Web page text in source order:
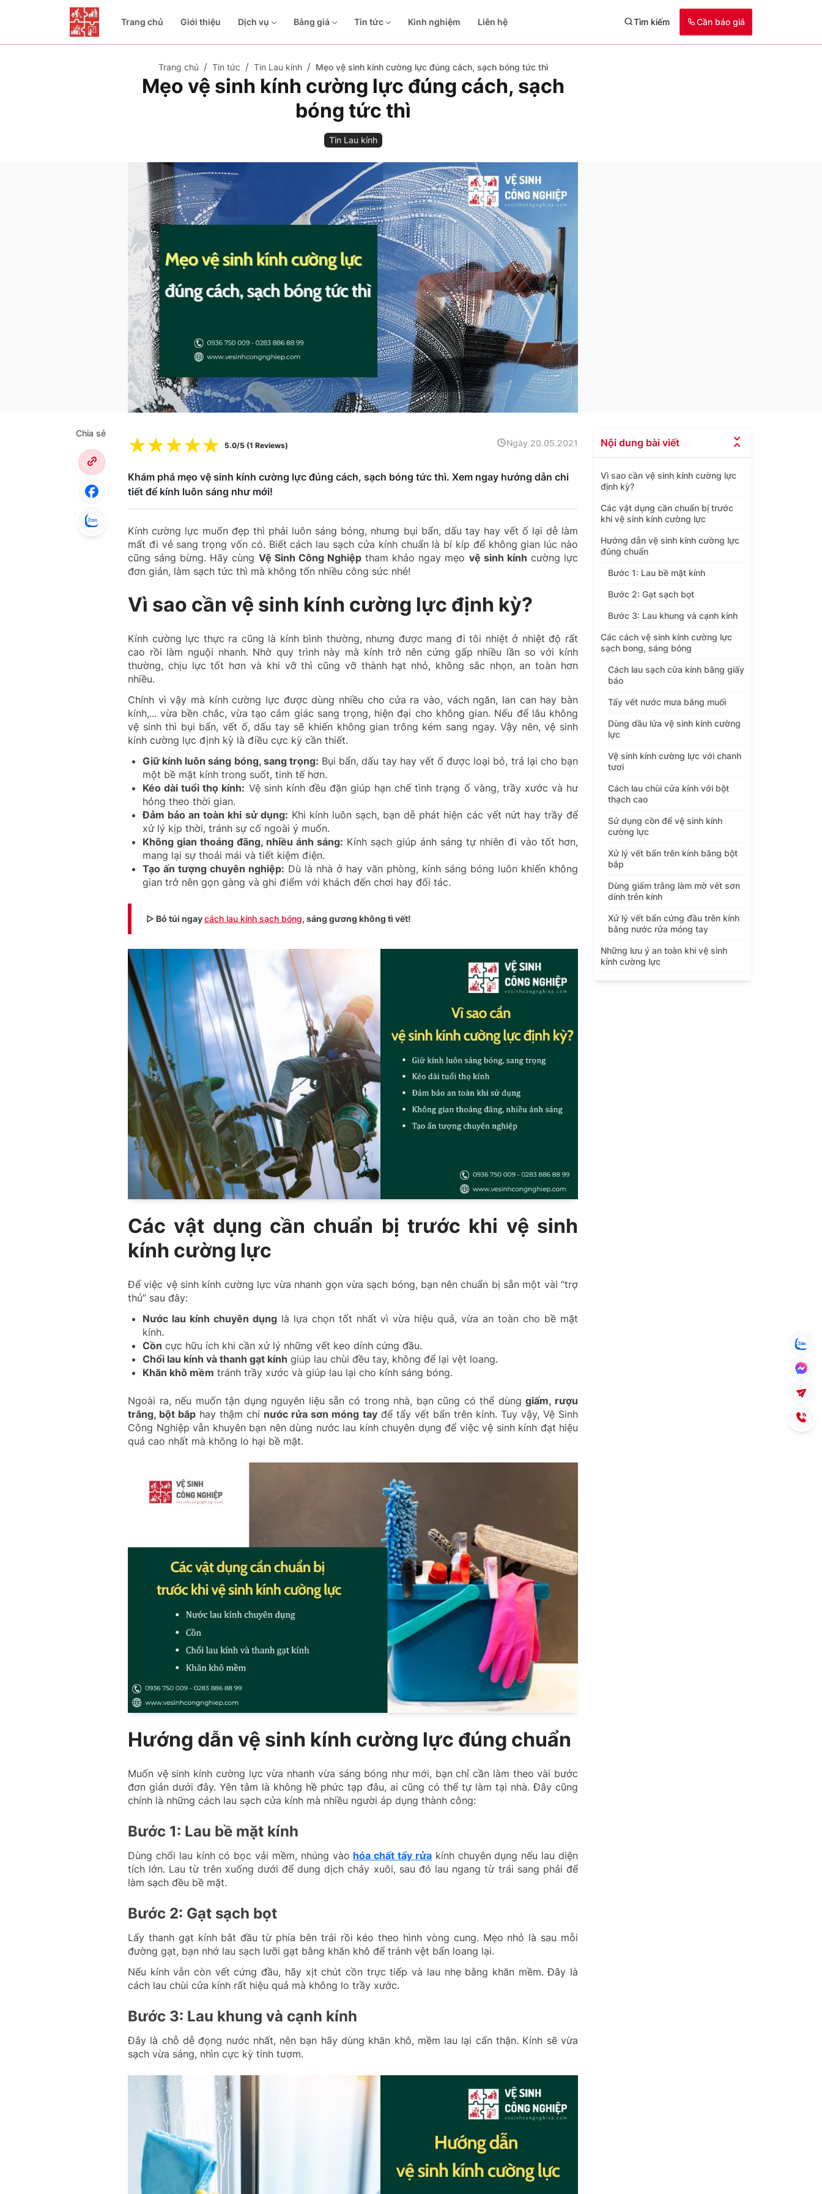
Trang chủ Giới thiệu Dịch vụ Bảng giá Tin tức Kinh nghiệm Liên hệ Tìm kiếm Cần báo giá
Trang chủ Tin tức Tin Lau kính Mẹo vệ sinh kính cường lực đúng cách, sạch bóng tức thì
Mẹo vệ sinh kính cường lực đúng cách, sạch
bóng tức thì
Tin Lau kính
Chia sẻ
☆
☆
☆
☆
☆ 5.0/5 (1 Reviews) Ngày 20.05.2021
Khám phá mẹo vệ sinh kính cường lực đúng cách, sạch bóng tức thì. Xem ngay hướng dẫn chi
tiết để kính luôn sáng như mới!
Kính cường lực muốn đẹp thì phải luôn sáng bóng, nhưng bụi bẩn, dấu tay hay vết ố lại dễ làm
mất đi vẻ sang trọng vốn có. Biết cách lau sạch cửa kính chuẩn là bí kíp để không gian lúc nào
cũng sáng bừng. Hãy cùng Vệ Sinh Công Nghiệptham khảo ngay mẹo vệ sinh kính cường lực
đơn giản, làm sạch tức thì mà không tốn nhiều công sức nhé!
Vì sao cần vệ sinh kính cường lực định kỳ?
Kính cường lực thực ra cũng là kính bình thường, nhưng được mang đi tôi nhiệt ở nhiệt độ rất
cao rồi làm nguội nhanh. Nhờ quy trình này mà kính trở nên cứng gấp nhiều lần so với kính
thường, chịu lực tốt hơn và khi vỡ thì cũng vỡ thành hạt nhỏ, không sắc nhọn, an toàn hơn
nhiều.
Chính vì vậy mà kính cường lực được dùng nhiều cho cửa ra vào, vách ngăn, lan can hay bàn
kính,... vừa bền chắc, vừa tạo cảm giác sang trọng, hiện đại cho không gian. Nếu để lâu không
vệ sinh thì bụi bẩn, vết ố, dấu tay sẽ khiến không gian trông kém sang ngay. Vậy nên, vệ sinh
kính cường lực định kỳ là điều cực kỳ cần thiết.
Giữ kính luôn sáng bóng, sang trọng: Bụi bẩn, dấu tay hay vết ố được loại bỏ, trả lại cho bạn
một bề mặt kính trong suốt, tinh tế hơn.
Kéo dài tuổi thọ kính: Vệ sinh kính đều đặn giúp hạn chế tình trạng ố vàng, trầy xước và hư
hỏng theo thời gian.
Đảm bảo an toàn khi sử dụng: Khi kính luôn sạch, bạn dễ phát hiện các vết nứt hay trầy để
xử lý kịp thời, tránh sự cố ngoài ý muốn.
Không gian thoáng đãng, nhiều ánh sáng: Kính sạch giúp ánh sáng tự nhiên đi vào tốt hơn,
mang lại sự thoải mái và tiết kiệm điện.
Tạo ấn tượng chuyên nghiệp: Dù là nhà ở hay văn phòng, kính sáng bóng luôn khiến không
gian trở nên gọn gàng và ghi điểm với khách đến chơi hay đối tác.
▷ Bỏ túi ngaycách lau kính sạch bóng, sáng gương không tì vết!
Các vật dụng cần chuẩn bị trước khi vệ sinh
kính cường lực
Để việc vệ sinh kính cường lực vừa nhanh gọn vừa sạch bóng, bạn nên chuẩn bị sẵn một vài “trợ
thủ” sau đây:
Nước lau kính chuyên dụnglà lựa chọn tốt nhất vì vừa hiệu quả, vừa an toàn cho bề mặt
kính.
Cồn cực hữu ích khi cần xử lý những vết keo dính cứng đầu.
Chổi lau kính và thanh gạt kính giúp lau chùi đều tay, không để lại vệt loang.
Khăn khô mềm tránh trầy xước và giúp lau lại cho kính sáng bóng.
Ngoài ra, nếu muốn tận dụng nguyên liệu sẵn có trong nhà, bạn cũng có thể dùnggiấm, rượu
trắng, bột bắp hay thậm chí nước rửa sơn móng tayđể tẩy vết bẩn trên kính. Tuy vậy, Vệ Sinh
Công Nghiệp vẫn khuyên bạn nên dùng nước lau kính chuyên dụng để việc vệ sinh kính đạt hiệu
quả cao nhất mà không lo hại bề mặt.
Hướng dẫn vệ sinh kính cường lực đúng chuẩn
Muốn vệ sinh kính cường lực vừa nhanh vừa sáng bóng như mới, bạn chỉ cần làm theo vài bước
đơn giản dưới đây. Yên tâm là không hề phức tạp đâu, ai cũng có thể tự làm tại nhà. Đây cũng
chính là những cách lau sạch cửa kính mà nhiều người áp dụng thành công:
Bước 1: Lau bề mặt kính
Dùng chổi lau kính có bọc vải mềm, nhúng vào hóa chất tẩy rửakính chuyên dụng nếu lau diện
tích lớn. Lau từ trên xuống dưới để dung dịch chảy xuôi, sau đó lau ngang từ trái sang phải để
làm sạch đều bề mặt.
Bước 2: Gạt sạch bọt
Lấy thanh gạt kính bắt đầu từ phía bên trái rồi kéo theo hình vòng cung. Mẹo nhỏ là sau mỗi
đường gạt, bạn nhớ lau sạch lưỡi gạt bằng khăn khô để tránh vệt bẩn loang lại.
Nếu kính vẫn còn vết cứng đầu, hãy xịt chút cồn trực tiếp và lau nhẹ bằng khăn mềm. Đây là
cách lau chùi cửa kính rất hiệu quả mà không lo trầy xước.
Bước 3: Lau khung và cạnh kính
Đây là chỗ dễ đọng nước nhất, nên bạn hãy dùng khăn khô, mềm lau lại cẩn thận. Kính sẽ vừa
sạch vừa sáng, nhìn cực kỳ tinh tươm.
Nội dung bài viết
Vì sao cần vệ sinh kính cường lực
định kỳ?
Các vật dụng cần chuẩn bị trước
khi vệ sinh kính cường lực
Hướng dẫn vệ sinh kính cường lực
đúng chuẩn
Bước 1: Lau bề mặt kính
Bước 2: Gạt sạch bọt
Bước 3: Lau khung và cạnh kính
Các cách vệ sinh kính cường lực
sạch bong, sáng bóng
Cách lau sạch cửa kính bằng giấy
báo
Tẩy vết nước mưa bằng muối
Dùng dầu lửa vệ sinh kính cường
lực
Vệ sinh kính cường lực với chanh
tươi
Cách lau chùi cửa kính với bột
thạch cao
Sử dụng cồn để vệ sinh kính
cường lực
Xử lý vết bẩn trên kính bằng bột
bắp
Dùng giấm trắng làm mờ vết sơn
dính trên kính
Xử lý vết bẩn cứng đầu trên kính
bằng nước rửa móng tay
Những lưu ý an toàn khi vệ sinh
kính cường lực